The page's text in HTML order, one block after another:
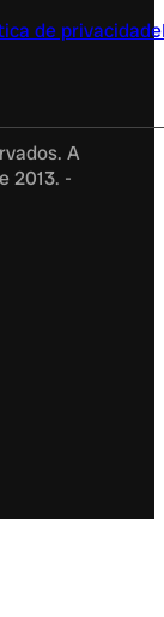
de privacidade
A
2013. -